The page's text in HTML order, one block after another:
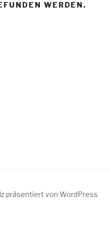
WERDEN.
präsentiert von WordPress